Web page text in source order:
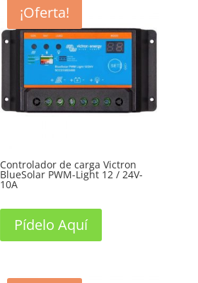
¡Oferta!
Controlador de carga Victron
BlueSolar PWM-Light 12 / 24V-
10A
Pídelo Aquí